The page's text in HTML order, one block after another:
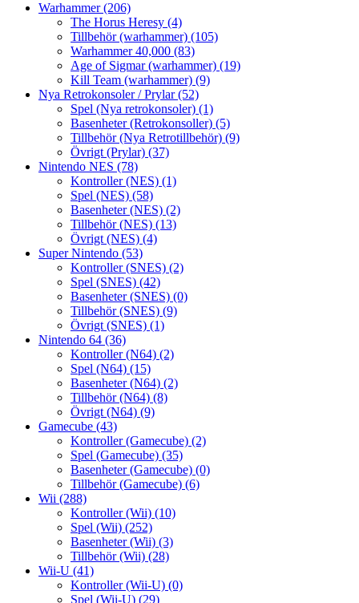
Warhammer(206)
The Horus Heresy (4)
Tillbehör (warhammer) (105)
Warhammer 40,000 (83)
Age of Sigmar (warhammer) (19)
Kill Team (warhammer) (9)
Nya Retrokonsoler / Prylar(52)
Spel (Nya retrokonsoler) (1)
Basenheter (Retrokonsoller) (5)
Tillbehör (Nya Retrotillbehör) (9)
Övrigt (Prylar) (37)
Nintendo NES (78)
Kontroller (NES) (1)
Spel (NES) (58)
Basenheter (NES) (2)
Tillbehör (NES) (13)
Övrigt (NES) (4)
Super Nintendo (53)
Kontroller (SNES) (2)
Spel (SNES) (42)
Basenheter (SNES) (0)
Tillbehör (SNES) (9)
Övrigt (SNES) (1)
Nintendo 64 (36)
Kontroller (N64) (2)
Spel (N64) (15)
Basenheter (N64) (2)
Tillbehör (N64) (8)
Övrigt (N64) (9)
Gamecube (43)
Kontroller (Gamecube) (2)
Spel (Gamecube) (35)
Basenheter (Gamecube) (0)
Tillbehör (Gamecube) (6)
Wii (288)
Kontroller (Wii) (10)
Spel (Wii) (252)
Basenheter (Wii) (3)
Tillbehör (Wii) (28)
Wii-U (41)
Kontroller (Wii-U) (0)
Spel (Wii-U) (29)